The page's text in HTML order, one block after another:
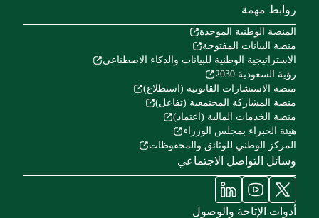
روابط مهمة
المنصة الوطنية الموحدة
منصة البيانات المفتوحة
الاستراتيجية الوطنية للبيانات والذكاء الاصطناعي
رؤية السعودية 2030
منصة الاستشارات القانونية (استطلاع)
منصة المشاركة المجتمعية (تفاعل)
منصة الخدمات المالية (اعتماد)
هيئة الخبراء بمجلس الوزراء
المركز الوطني للوثائق والمحفوظات
وسائل التواصل الاجتماعي
أدوات الإتاحة والوصول